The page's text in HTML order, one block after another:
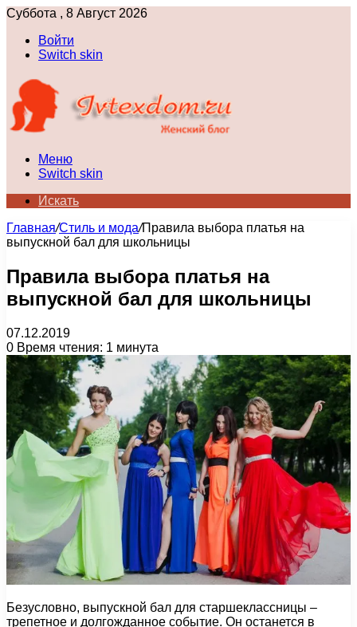
Суббота , 8 Август 2026
Войти
Switch skin
Меню
Switch skin
Искать
Главная/Стиль и мода/Правила выбора платья на
выпускной бал для школьницы
Правила выбора платья на
выпускной бал для школьницы
07.12.2019
0 Время чтения: 1 минута
Безусловно, выпускной бал для старшеклассницы –
трепетное и долгожданное событие. Он останется в